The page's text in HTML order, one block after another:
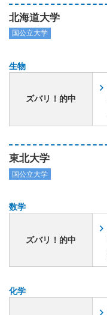
北海道大学
国公立大学
生物
ズバリ！的中
東北大学
国公立大学
数学
ズバリ！的中
化学